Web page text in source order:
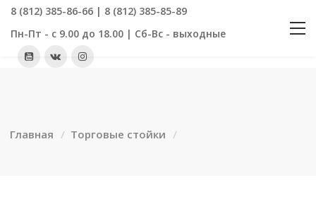
8 (812) 385-86-66 | 8 (812) 385-85-89
Пн-Пт - с 9.00 до 18.00 | Сб-Вс - выходные
Главная Торговые стойки